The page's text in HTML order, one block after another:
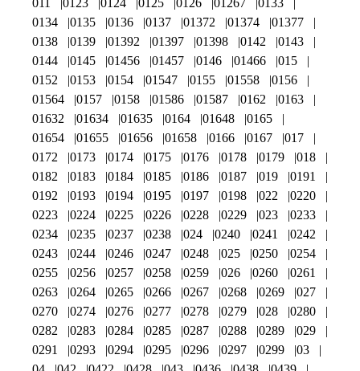
011 0123 0124 0125 0126 01267
0133
0134
0135 0136 0137 01372 01374
01377
0138
0139 01392 01397 01398 0142
0143
0144
0145 01456 01457 0146 01466
015
0152
0153 0154 01547 0155 01558
0156
01564
0157 0158 01586 01587 0162
0163
01632
01634 01635 0164 01648
0165
01654
01655 01656 01658 0166 0167
017
0172
0173 0174 0175 0176 0178 0179
018
0182
0183 0184 0185 0186 0187 019
0191
0192
0193 0194 0195 0197 0198 022
0220
0223
0224 0225 0226 0228 0229 023
0233
0234
0235 0237 0238 024 0240 0241
0242
0243
0244 0246 0247 0248 025 0250
0254
0255
0256 0257 0258 0259 026 0260
0261
0263
0264 0265 0266 0267 0268 0269
027
0270
0274 0276 0277 0278 0279 028
0280
0282
0283 0284 0285 0287 0288 0289
029
0291
0293 0294 0295 0296 0297 0299
03